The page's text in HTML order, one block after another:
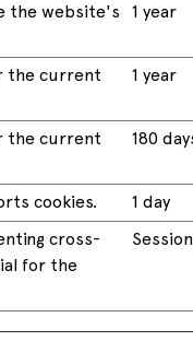
the website's
1 year
the current
1 year
the current
180
cookies. 1 day
cross-
for the
Session